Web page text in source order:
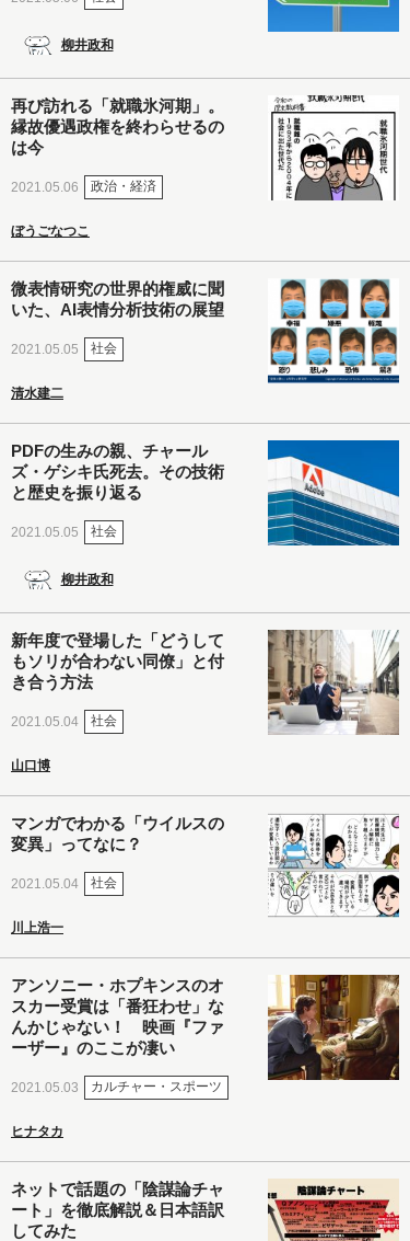
柳井政和
再び訪れる「就職氷河期」。
縁故優遇政権を終わらせるの
は今
2021.05.06 政治・経済
ぼうごなつこ
微表情研究の世界的権威に聞
いた、AI表情分析技術の展望
2021.05.05 社会
清水建二
PDFの生みの親、チャール
ズ・ゲシキ氏死去。その技術
と歴史を振り返る
2021.05.05 社会
柳井政和
新年度で登場した「どうして
もソリが合わない同僚」と付
き合う方法
2021.05.04 社会
山口博
マンガでわかる「ウイルスの
変異」ってなに？
2021.05.04 社会
川上浩一
アンソニー・ホプキンスのオ
スカー受賞は「番狂わせ」な
んかじゃない！ 映画『ファ
ーザー』のここが凄い
2021.05.03 カルチャー・スポーツ
ヒナタカ
ネットで話題の「陰謀論チャ
ート」を徹底解説＆日本語訳
してみた